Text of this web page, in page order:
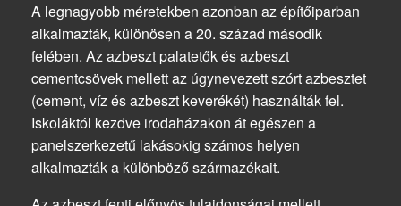
A legnagyobb méretekben azonban az építőiparban
alkalmazták, különösen a 20. század második
felében. Az azbeszt palatetők és azbeszt
cementcsövek mellett az úgynevezett szórt azbesztet
(cement, víz és azbeszt keverékét) használták fel.
Iskoláktól kezdve irodaházakon át egészen a
panelszerkezetű lakásokig számos helyen
alkalmazták a különböző származékait.